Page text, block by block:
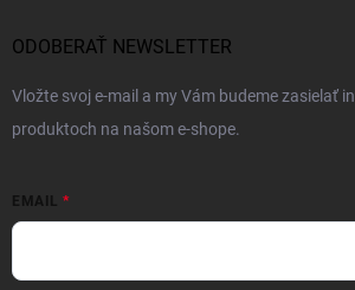
ODOBERAŤ NEWSLETTER
Vložte svoj e-mail a my Vám budeme zasielať
produktoch na našom e-shope.
EMAIL